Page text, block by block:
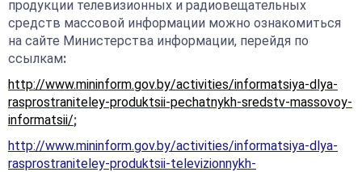
продукции телевизионных и радиовещательных
средств массовой информации можно ознакомиться
на сайте Министерства информации, перейдя по
ссылкам:
http://www.mininform.gov.by/activities/informatsiya-dlya-
rasprostraniteley-produktsii-pechatnykh-sredstv-massovoy-
informatsii/;
http://www.mininform.gov.by/activities/informatsiya-dlya-
rasprostraniteley-produktsii-televizionnykh-